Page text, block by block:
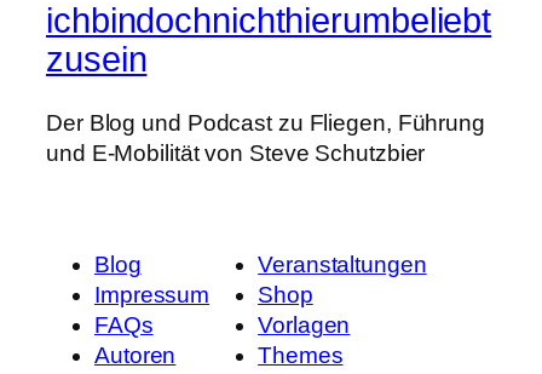
ichbindochnichthierumbeliebt
zusein
Der Blog und Podcast zu Fliegen, Führung
und E-Mobilität von Steve Schutzbier
Blog
Impressum
FAQs
Autoren
Veranstaltungen
Shop
Vorlagen
Themes